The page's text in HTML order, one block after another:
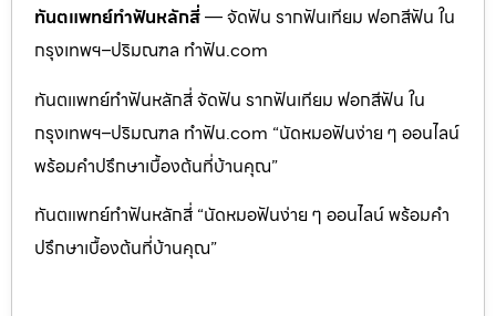
ทันตแพทย์ทำฟันหลักสี่— จัดฟัน รากฟันเทียม ฟอกสีฟัน ใน
กรุงเทพฯ–ปริมณฑล ทำฟัน.com
ทันตแพทย์ทำฟันหลักสี่ จัดฟัน รากฟันเทียม ฟอกสีฟัน ใน
กรุงเทพฯ–ปริมณฑล ทำฟัน.com “นัดหมอฟันง่าย ๆ ออนไลน์
พร้อมคำปรึกษาเบื้องต้นที่บ้านคุณ”
ทันตแพทย์ทำฟันหลักสี่ “นัดหมอฟันง่าย ๆ ออนไลน์ พร้อมคำ
ปรึกษาเบื้องต้นที่บ้านคุณ”